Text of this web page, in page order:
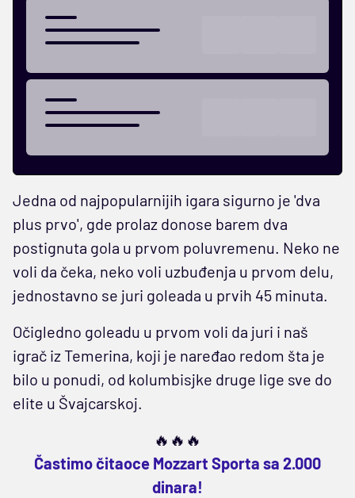
Jedna od najpopularnijih igara sigurno je 'dva
plus prvo', gde prolaz donose barem dva
postignuta gola u prvom poluvremenu. Neko ne
voli da čeka, neko voli uzbuđenja u prvom delu,
jednostavno se juri goleada u prvih 45 minuta.
Očigledno goleadu u prvom voli da juri i naš
igrač iz Temerina, koji je naređao redom šta je
bilo u ponudi, od kolumbisjke druge lige sve do
elite u Švajcarskoj.
🔥🔥🔥
Častimo čitaoce Mozzart Sporta sa 2.000
dinara!